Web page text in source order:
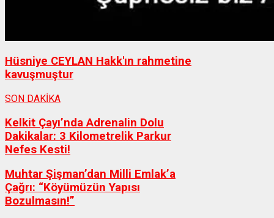
Hüsniye CEYLAN Hakk'ın rahmetine
kavuşmuştur
SON DAKİKA
Kelkit Çayı’nda Adrenalin Dolu
Dakikalar: 3 Kilometrelik Parkur
Nefes Kesti!
Muhtar Şişman’dan Milli Emlak’a
Çağrı: “Köyümüzün Yapısı
Bozulmasın!”